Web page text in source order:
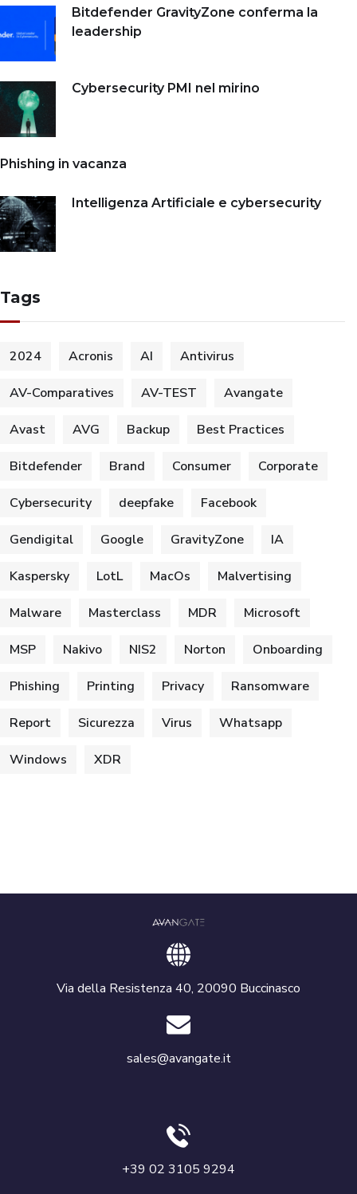
Bitdefender GravityZone conferma la
leadership
Cybersecurity PMI nel mirino
Phishing in vacanza
Intelligenza Artificiale e cybersecurity
Tags
2024 Acronis AI Antivirus
AV-Comparatives AV-TEST Avangate
Avast AVG Backup Best Practices
Bitdefender Brand Consumer Corporate
Cybersecurity deepfake Facebook
Gendigital Google GravityZone IA
Kaspersky LotL MacOs Malvertising
Malware Masterclass MDR Microsoft
MSP Nakivo NIS2 Norton Onboarding
Phishing Printing Privacy Ransomware
Report Sicurezza Virus Whatsapp
Windows XDR
Via della Resistenza 40, 20090 Buccinasco
sales@avangate.it
+39 02 3105 9294